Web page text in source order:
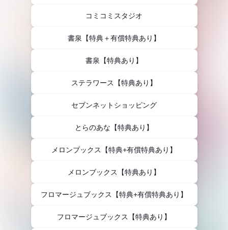
コミコミスタジオ
書泉【特典＋有償特典あり】
書泉【特典あり】
ステラワース【特典あり】
セブンネットショッピング
とらのあな【特典あり】
メロンブックス【特典+有償特典あり】
メロンブックス【特典あり】
フロマージュブックス【特典+有償特典あり】
フロマージュブックス【特典あり】